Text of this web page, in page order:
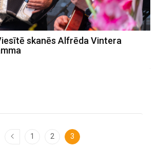
skanēs Alfrēda Vintera
1 2 3